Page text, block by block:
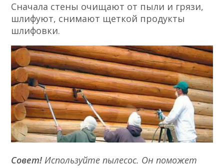
Сначала стены очищают от пыли и грязи,
шлифуют, снимают щеткой продукты
шлифовки.
Совет! Используйте пылесос. Он поможет